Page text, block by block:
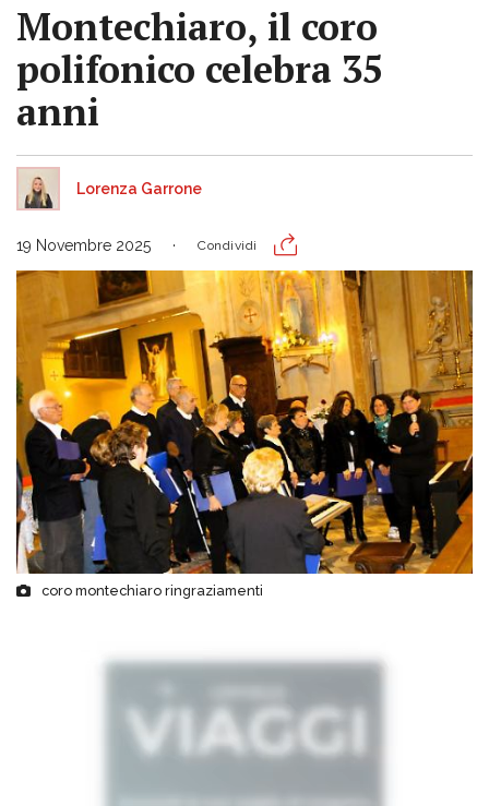
Montechiaro, il coro
polifonico celebra 35
anni
Lorenza Garrone
19 Novembre 2025 Condividi
coro montechiaro ringraziamenti